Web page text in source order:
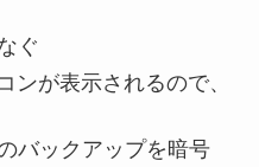
ぐ
ンが表示されるので、
バックアップを暗号